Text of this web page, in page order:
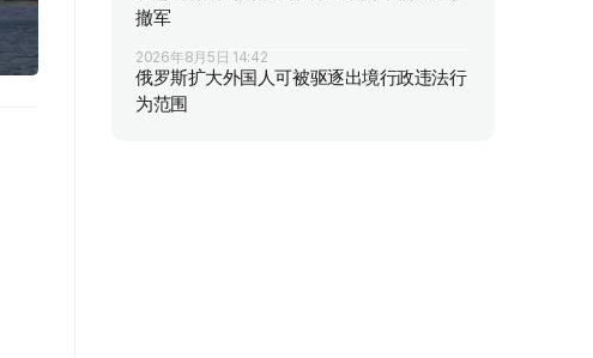
撤军
2026年8月5日 14:42
俄罗斯扩大外国人可被驱逐出境行政违法行
为范围